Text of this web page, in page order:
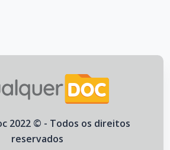
2022 © - Todos os direitos
reservados